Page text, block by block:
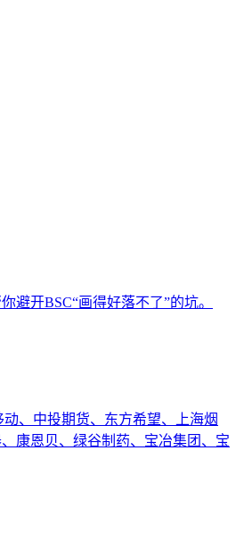
开BSC“画得好落不了”的坑。
、中投期货、东方希望、上海烟
康恩贝、绿谷制药、宝冶集团、宝